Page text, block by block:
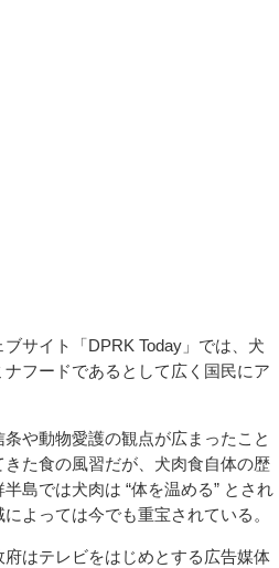
サイト「DPRK Today」では、犬
フードであるとして広く国民にア
や動物愛護の観点が広まったこと
た食の風習だが、犬肉食自体の歴
島では犬肉は “体を温める” とされ
よっては今でも重宝されている。
はテレビをはじめとする広告媒体